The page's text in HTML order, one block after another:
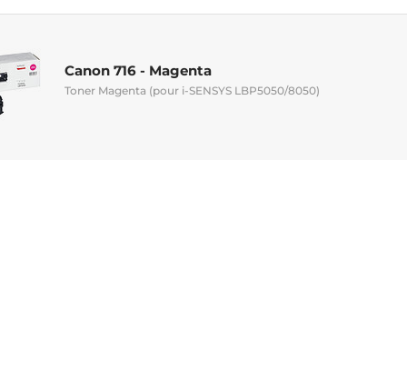
Canon 716 - Magenta
Toner Magenta (pour i-SENSYS LBP5050/8050)